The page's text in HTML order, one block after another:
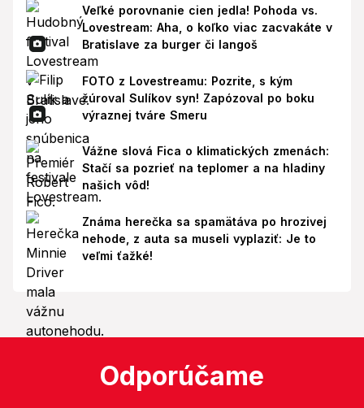
Veľké porovnanie cien jedla! Pohoda vs.
Lovestream: Aha, o koľko viac zacvakáte v
Bratislave za burger či langoš
FOTO z Lovestreamu: Pozrite, s kým
žúroval Sulíkov syn! Zapózoval po boku
výraznej tváre Smeru
Vážne slová Fica o klimatických zmenách:
Stačí sa pozrieť na teplomer a na hladiny
našich vôd!
Známa herečka sa spamätáva po hrozivej
nehode, z auta sa museli vyplaziť: Je to
veľmi ťažké!
Odporúčame